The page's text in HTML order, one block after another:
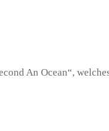
An Ocean“,